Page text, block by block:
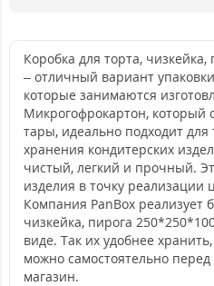
Коробка для торта,
– отличный вариант
которые занимаются
Микрогофрокартон, который
тары, идеально подходит
хранения кондитерских
чистый, легкий и прочный.
изделия в точку
Компания PanBox реализует
чизкейка, пирога
виде. Так их удобнее
можно самостоятельно
магазин.